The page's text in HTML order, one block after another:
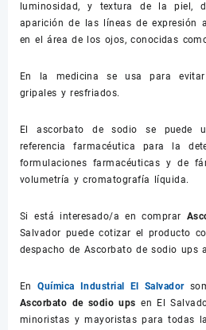
luminosidad, y textura de la piel,
aparición de las líneas de expresión
en el área de los ojos, conocidas
En la medicina se usa para
gripales y resfriados.
El ascorbato de sodio se puede
referencia farmacéutica para la
formulaciones farmacéuticas y de
volumetría y cromatografía líquida.
Si está interesado/a en comprar
Salvador puede cotizar el producto
despacho de Ascorbato de sodio ups
EnQuímica Industrial El Salvador
Ascorbato de sodio upsen El
minoristas y mayoristas para todas